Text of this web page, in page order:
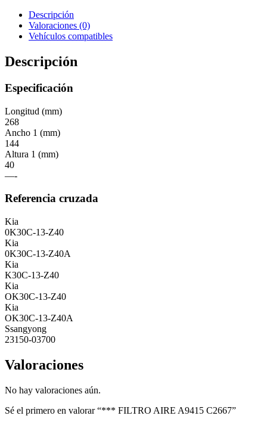
Descripción
Valoraciones (0)
Vehículos compatibles
Descripción
Especificación
Longitud (mm)
268
Ancho 1 (mm)
144
Altura 1 (mm)
40
—-
Referencia cruzada
Kia
0K30C-13-Z40
Kia
0K30C-13-Z40A
Kia
K30C-13-Z40
Kia
OK30C-13-Z40
Kia
OK30C-13-Z40A
Ssangyong
23150-03700
Valoraciones
No hay valoraciones aún.
Sé el primero en valorar “*** FILTRO AIRE A9415 C2667”